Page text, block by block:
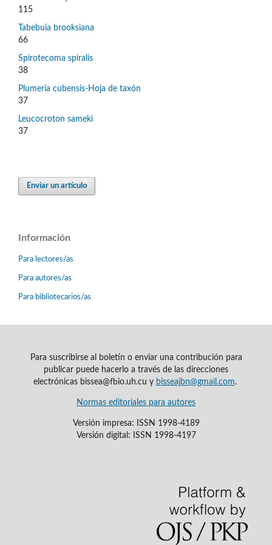
115
Tabebuia brooksiana
66
Spirotecoma spiralis
38
Plumeria cubensis-Hoja de taxón
37
Leucocroton sameki
37
Enviar un artículo
Información
Para lectores/as
Para autores/as
Para bibliotecarios/as
Para suscribirse al boletín o enviar una contribución para
publicar puede hacerlo a través de las direcciones
electrónicas bissea@fbio.uh.cu y bisseajbn@gmail.com.
Normas editoriales para autores
Versión impresa: ISSN 1998-4189
Versión digital: ISSN 1998-4197